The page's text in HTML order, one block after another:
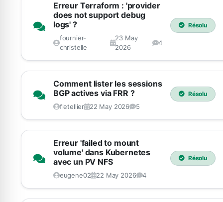
Erreur Terraform : 'provider
does not support debug
logs' ?
fournier-
christelle
23 May
2026
4
Résolu
Comment lister les sessions
BGP actives via FRR ?
fletellier 22 May 2026 5
Résolu
Erreur 'failed to mount
volume' dans Kubernetes
avec un PV NFS
eugene02 22 May 2026 4
Résolu